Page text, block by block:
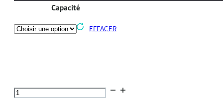
Capacité
EFFACER
quantité